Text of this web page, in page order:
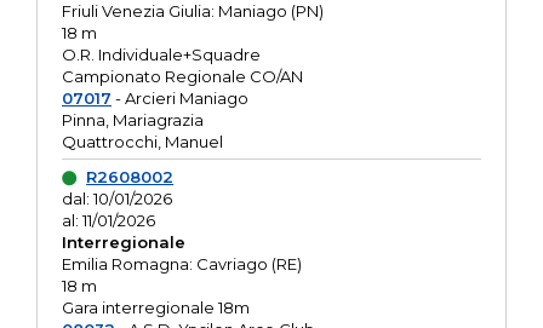
Friuli Venezia Giulia: Maniago (PN)
18 m
O.R. Individuale+Squadre
Campionato Regionale CO/AN
07017 - Arcieri Maniago
Pinna, Mariagrazia
Quattrocchi, Manuel
R2608002
dal: 10/01/2026
al: 11/01/2026
Interregionale
Emilia Romagna: Cavriago (RE)
18 m
Gara interregionale 18m